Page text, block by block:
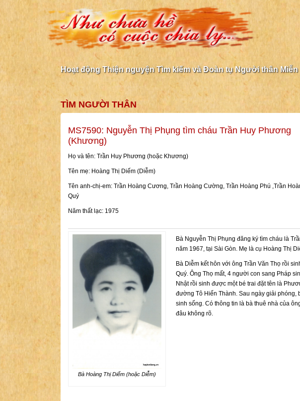
Hoạt động Thiện nguyện Tìm kiếm và Đoàn tụ Người thân Miễn
TÌM NGƯỜI THÂN
MS7590: Nguyễn Thị Phụng tìm cháu Trần Huy Phương
(Khương)
Họ và tên: Trần Huy Phương (hoặc Khương)
Tên mẹ: Hoàng Thị Diếm (Diễm)
Tên anh-chị-em: Trần Hoàng Cương, Trần Hoàng Cường, Trần Hoàng Phú ,Trần
Quý
Năm thất lạc: 1975
Bà Hoàng Thị Diếm (hoặc Diễm)
Bà Nguyễn Thị Phụng đăng ký tìm cháu là
năm 1967, tại Sài Gòn. Mẹ là cụ Hoàng Thị
Bà Diễm kết hôn với ông Trần Văn Thọ rồi
Quý. Ông Thọ mất, 4 người con sang Pháp
Nhật rồi sinh được một bé trai đặt tên là
đường Tô Hiến Thành. Sau ngày giải phóng,
sinh sống. Có thông tin là bà thuê nhà của
đâu không rõ.